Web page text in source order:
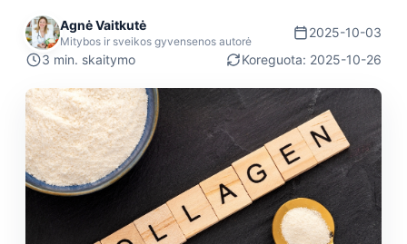
Agnė Vaitkutė
Mitybos ir sveikos gyvensenos autorė
2025-10-03
3 min. skaitymo
Koreguota: 2025-10-26